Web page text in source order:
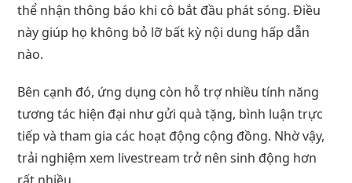
thể nhận thông báo khi cô bắt đầu phát sóng. Điều
này giúp họ không bỏ lỡ bất kỳ nội dung hấp dẫn
nào.
Bên cạnh đó, ứng dụng còn hỗ trợ nhiều tính năng
tương tác hiện đại như gửi quà tặng, bình luận trực
tiếp và tham gia các hoạt động cộng đồng. Nhờ vậy,
trải nghiệm xem livestream trở nên sinh động hơn